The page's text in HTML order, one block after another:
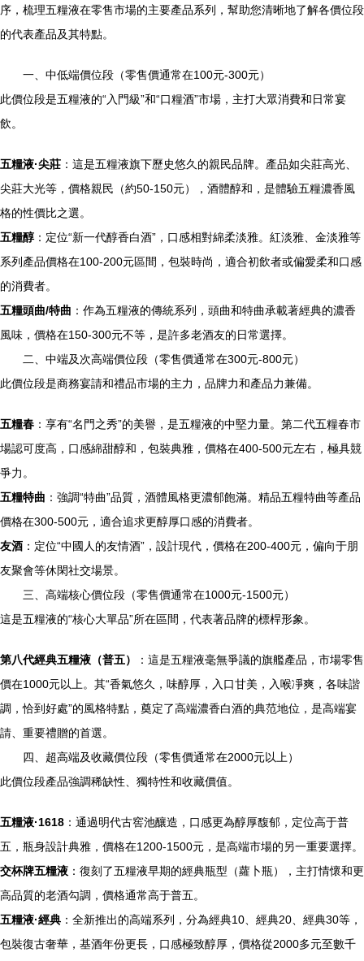
序，梳理五糧液在零售市場的主要產品系列，幫助您清晰地了解各價位段
的代表產品及其特點。
一、中低端價位段（零售價通常在100元-300元）
此價位段是五糧液的“入門級”和“口糧酒”市場，主打大眾消費和日常宴
飲。
五糧液·尖莊 ：這是五糧液旗下歷史悠久的親民品牌。產品如尖莊高光、
尖莊大光等，價格親民（約50-150元），酒體醇和，是體驗五糧濃香風
格的性價比之選。
五糧醇：定位“新一代醇香白酒”，口感相對綿柔淡雅。紅淡雅、金淡雅等
系列產品價格在100-200元區間，包裝時尚，適合初飲者或偏愛柔和口感
的消費者。
五糧頭曲/特曲 ：作為五糧液的傳統系列，頭曲和特曲承載著經典的濃香
風味，價格在150-300元不等，是許多老酒友的日常選擇。
二、中端及次高端價位段（零售價通常在300元-800元）
此價位段是商務宴請和禮品市場的主力，品牌力和產品力兼備。
五糧春 ：享有“名門之秀”的美譽，是五糧液的中堅力量。第二代五糧春市
場認可度高，口感綿甜醇和，包裝典雅，價格在400-500元左右，極具競
爭力。
五糧特曲 ：強調“特曲”品質，酒體風格更濃郁飽滿。精品五糧特曲等產品
價格在300-500元，適合追求更醇厚口感的消費者。
友酒 ：定位“中國人的友情酒”，設計現代，價格在200-400元，偏向于朋
友聚會等休閑社交場景。
三、高端核心價位段（零售價通常在1000元-1500元）
這是五糧液的“核心大單品”所在區間，代表著品牌的標桿形象。
第八代經典五糧液（普五）
：這是五糧液毫無爭議的旗艦產品，市場零售
價在1000元以上。其“香氣悠久，味醇厚，入口甘美，入喉凈爽，各味諧
調，恰到好處”的風格特點，奠定了高端濃香白酒的典范地位，是高端宴
請、重要禮贈的首選。
四、超高端及收藏價位段（零售價通常在2000元以上）
此價位段產品強調稀缺性、獨特性和收藏價值。
五糧液·1618 ：通過明代古窖池釀造，口感更為醇厚馥郁，定位高于普
五，瓶身設計典雅，價格在1200-1500元，是高端市場的另一重要選擇。
交杯牌五糧液 ：復刻了五糧液早期的經典瓶型（蘿卜瓶），主打情懷和更
高品質的老酒勾調，價格通常高于普五。
五糧液·經典 ：全新推出的高端系列，分為經典10、經典20、經典30等，
包裝復古奢華，基酒年份更長，口感極致醇厚，價格從2000多元至數千